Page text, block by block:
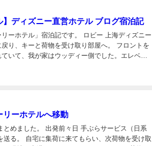
ディズニー直営ホテル ブログ宿泊記
記です。 ロビー 上海ディズニー
り、キーと荷物を受け取り部屋へ。 フロントを
いて、我が家はウッディー側でした。エレベー
リーホテルへ移動
手ぶらサービス（日系
る。 自宅に集荷に来てもらい、次荷物を受け取